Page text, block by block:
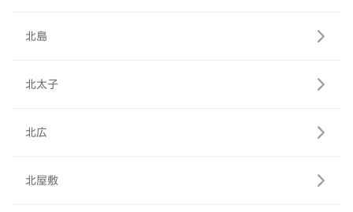
北島
北太子
北広
北屋敷